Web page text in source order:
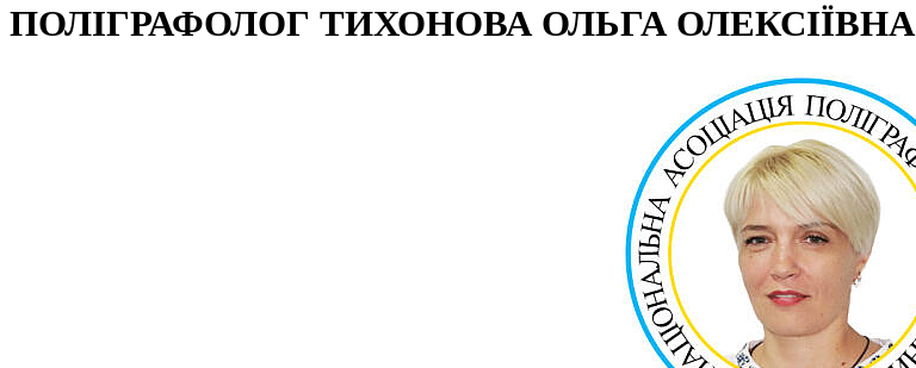
ПОЛІГРАФОЛОГ ТИХОНОВА ОЛЬГА ОЛЕКСІЇВНА